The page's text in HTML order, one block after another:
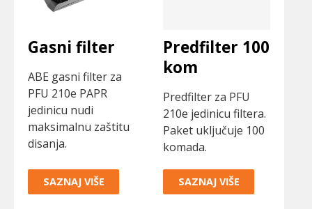
Gasni filter
ABE gasni filter za
PFU 210e PAPR
jedinicu nudi
maksimalnu zaštitu
disanja.
SAZNAJ VIŠE
Predfilter 100
kom
Predfilter za PFU
210e jedinicu filtera.
Paket uključuje 100
komada.
SAZNAJ VIŠE